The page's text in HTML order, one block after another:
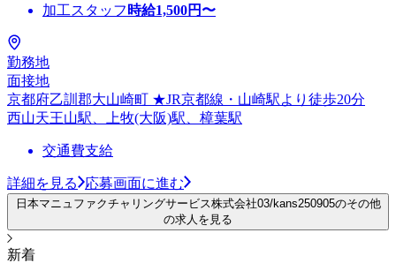
加工スタッフ 時給1,500円〜
勤務地
面接地
京都府乙訓郡大山崎町 ★JR京都線・山崎駅より徒歩20分
西山天王山駅、上牧(大阪)駅、樟葉駅
交通費支給
詳細を見る 応募画面に進む
日本マニュファクチャリングサービス株式会社03/kans250905のその他
の求人を見る
新着